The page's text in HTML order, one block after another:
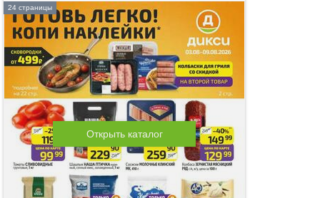
Открыть каталог
24 страницы